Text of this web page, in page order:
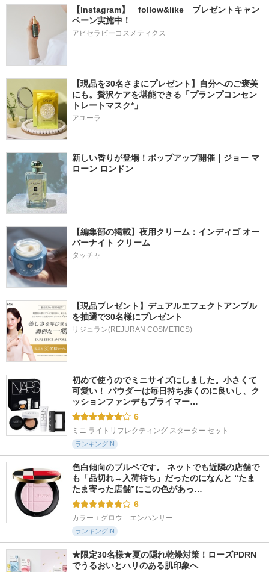
【Instagram】　follow&like　プレゼントキャン
ペーン実施中！
アピセラピーコスメティクス
【現品を30名さまにプレゼント】自分へのご褒美
にも。贅沢ケアを堪能できる「プランプコンセン
トレートマスク*」
アユーラ
新しい香りが登場！ポップアップ開催｜ジョー マ
ローン ロンドン
【編集部の掲載】夜用クリーム：インディゴ オー
バーナイト クリーム
タッチャ
【現品プレゼント】デュアルエフェクトアンプル
を抽選で30名様にプレゼント
リジュラン(REJURAN COSMETICS)
初めて使うのでミニサイズにしました。小さくて
可愛い！ パウダーは毎日持ち歩くのに良いし、ク
ッションファンデもプライマー…
6
ミニ ライトリフレクティング スターター セット
ランキングIN
色白傾向のブルベです。 ネットでも近隣の店舗で
も「品切れ→入荷待ち」だったのになんと “たま
たま寄った店舗”にこの色があっ…
6
カラー＋グロウ　エンハンサー
ランキングIN
★限定30名様★夏の隠れ乾燥対策！ローズPDRN
でうるおいとハリのある肌印象へ